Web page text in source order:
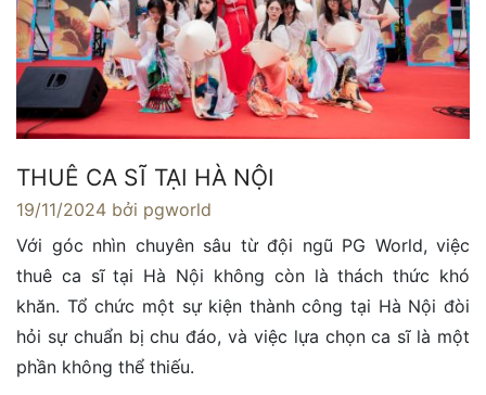
THUÊ CA SĨ TẠI HÀ NỘI
19/11/2024 bởi pgworld
Với góc nhìn chuyên sâu từ đội ngũ PG World, việc
thuê ca sĩ tại Hà Nội không còn là thách thức khó
khăn. Tổ chức một sự kiện thành công tại Hà Nội đòi
hỏi sự chuẩn bị chu đáo, và việc lựa chọn ca sĩ là một
phần không thể thiếu.